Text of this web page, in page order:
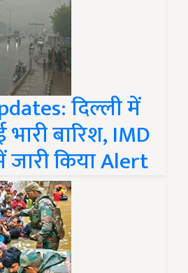
दिल्ली में
बारिश, IMD
जारी किया Alert